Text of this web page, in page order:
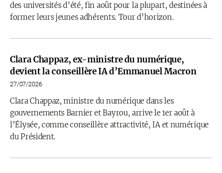
des universités d’été, fin août pour la plupart, destinées à
former leurs jeunes adhérents. Tour d’horizon.
Clara Chappaz, ex-ministre du numérique,
devient la conseillère IA d’Emmanuel Macron
27/07/2026
Clara Chappaz, ministre du numérique dans les
gouvernements Barnier et Bayrou, arrive le 1er août à
l’Élysée, comme conseillère attractivité, IA et numérique
du Président.